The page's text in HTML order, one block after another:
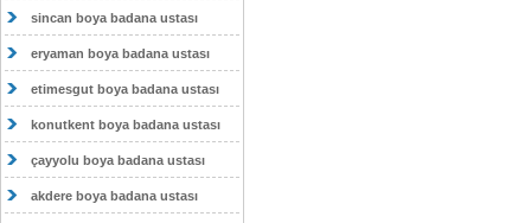
sincan boya badana ustası
eryaman boya badana ustası
etimesgut boya badana ustası
konutkent boya badana ustası
çayyolu boya badana ustası
akdere boya badana ustası